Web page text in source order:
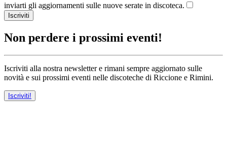
inviarti gli aggiornamenti sulle nuove serate in discoteca.
Iscriviti
Non perdere i prossimi eventi!
Iscriviti alla nostra newsletter e rimani sempre aggiornato sulle
novità e sui prossimi eventi nelle discoteche di Riccione e Rimini.
Iscriviti!